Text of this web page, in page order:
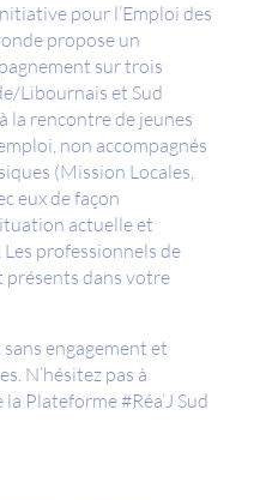
pour l’Emploi des
propose un
sur trois
Libournais et Sud
la rencontre de jeunes
non accompagnés
(Mission Locales,
eux de façon
actuelle et
professionnels de
dans votre
engagement et
N’hésitez pas à
Plateforme #Réa’J Sud